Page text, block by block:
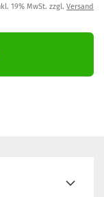
19% MwSt. zzgl. Versand